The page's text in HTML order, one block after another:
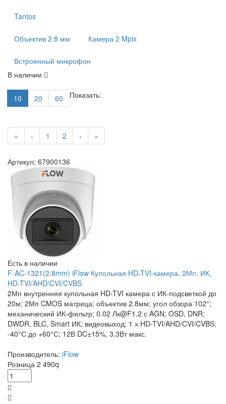
Tantos
Объектив 2.8 мм Камера 2 Mpix
Встроенный микрофон
В наличии
Показать:
10 20 60
« ‹ 1 2 › »
Артикул: 67900136
Есть в наличии
F-AC-1321(2.8mm) iFlow Купольная HD-TVI-камера, 2Мп, ИК,
HD-TVI/AHD/CVI/CVBS
2Мп внутренняя купольная HD-TVI камера с ИК-подсветкой до
20м; 2Мп CMOS матрица; объектив 2.8мм; угол обзора 102°;
механический ИК-фильтр; 0.02 Лк@F1.2 с AGN; OSD, DNR;
DWDR, BLC, Smart ИК; видеовыход: 1 х HD-TVI/AHD/CVI/CVBS;
-40°С до +60°С; 12В DC±15%, 3.3Вт макс.
Производитель: iFlow
Розница 2 490q